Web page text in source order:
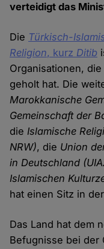
verteidigt das
Die Türkisch-
Religion, kurz Ditib
Organisationen,
geholt hat. Die
Marokkanische
Gemeinschaft der
dieIslamische
NRW), die Union
in Deutschland
Islamischen
hat einen Sitz in
Das Land hat dem
Befugnisse bei der